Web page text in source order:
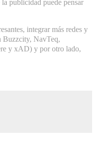
publicidad puede pensar
integrar más redes y
Buzzcity, NavTeq,
y xAD) y por otro lado,